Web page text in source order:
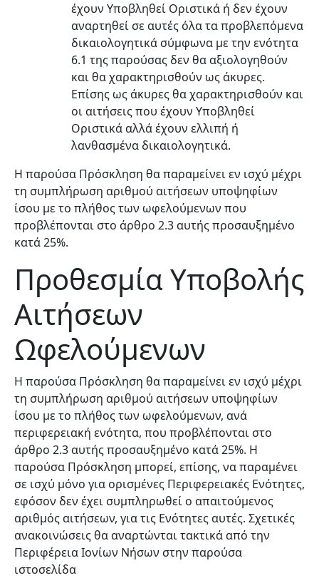
έχουν Υποβληθεί Οριστικά ή δεν έχουν
αναρτηθεί σε αυτές όλα τα προβλεπόμενα
δικαιολογητικά σύμφωνα με την ενότητα
6.1 της παρούσας δεν θα αξιολογηθούν
και θα χαρακτηρισθούν ως άκυρες.
Επίσης ως άκυρες θα χαρακτηρισθούν και
οι αιτήσεις που έχουν Υποβληθεί
Οριστικά αλλά έχουν ελλιπή ή
λανθασμένα δικαιολογητικά.
Η παρούσα Πρόσκληση θα παραμείνει εν ισχύ μέχρι
τη συμπλήρωση αριθμού αιτήσεων υποψηφίων
ίσου με το πλήθος των ωφελούμενων που
προβλέπονται στο άρθρο 2.3 αυτής προσαυξημένο
κατά 25%.
Προθεσμία Υποβολής
Αιτήσεων
Ωφελούμενων
Η παρούσα Πρόσκληση θα παραμείνει εν ισχύ μέχρι
τη συμπλήρωση αριθμού αιτήσεων υποψηφίων
ίσου με το πλήθος των ωφελούμενων, ανά
περιφερειακή ενότητα, που προβλέπονται στο
άρθρο 2.3 αυτής προσαυξημένο κατά 25%. Η
παρούσα Πρόσκληση μπορεί, επίσης, να παραμένει
σε ισχύ μόνο για ορισμένες Περιφερειακές Ενότητες,
εφόσον δεν έχει συμπληρωθεί ο απαιτούμενος
αριθμός αιτήσεων, για τις Ενότητες αυτές. Σχετικές
ανακοινώσεις θα αναρτώνται τακτικά από την
Περιφέρεια Ιονίων Νήσων στην παρούσα
ιστοσελίδα